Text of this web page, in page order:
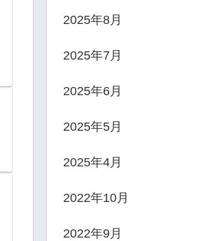
2025年8月
2025年7月
2025年6月
2025年5月
2025年4月
2022年10月
2022年9月